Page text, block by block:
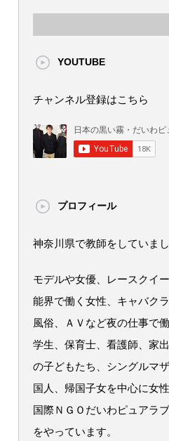
YOUTUBE
チャンネル登録はこちら
プロフィール
神奈川県で教師をしていまし
モデルや女優、レースクイ
能界で働く女性、キャバク
風俗、ＡＶなど夜の仕事で
学生、保育士、看護師、家
の子どもたち、シングルマ
国人、帰国子女を中心に女
国際ＮＧＯだいわピュアラ
をやっています。